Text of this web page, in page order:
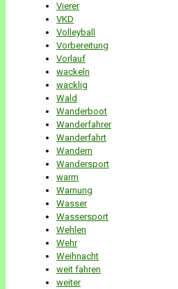
Vierer
VKD
Volleyball
Vorbereitung
Vorlauf
wackeln
wacklig
Wald
Wanderboot
Wanderfahrer
Wanderfahrt
Wandern
Wandersport
warm
Warnung
Wasser
Wassersport
Wehlen
Wehr
Weihnacht
weit fahren
weiter